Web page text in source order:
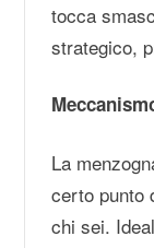
tocca
strategico,
La
certo punto
chi sei.